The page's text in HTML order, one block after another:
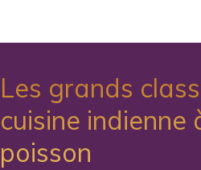
Les grands
cuisine indienne
poisson